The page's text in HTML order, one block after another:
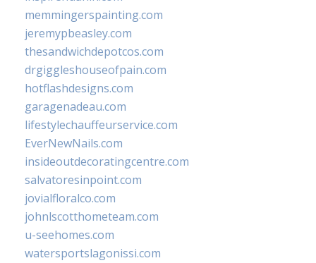
memmingerspainting.com
jeremypbeasley.com
thesandwichdepotcos.com
drgiggleshouseofpain.com
hotflashdesigns.com
garagenadeau.com
lifestylechauffeurservice.com
EverNewNails.com
insideoutdecoratingcentre.com
salvatoresinpoint.com
jovialfloralco.com
johnlscotthometeam.com
u-seehomes.com
watersportslagonissi.com